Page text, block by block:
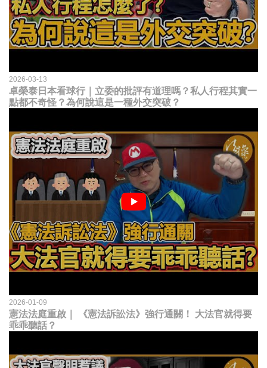
2026-03-13
卓榮泰日本看球行｜立委的批評有道理嗎？私人行程其實一
點都不奇怪？為何說這是一種外交突破？
2026-01-09
憲法法庭重啟｜ 《憲法訴訟法》強行通關！ 大法官就得要
乖乖聽話？